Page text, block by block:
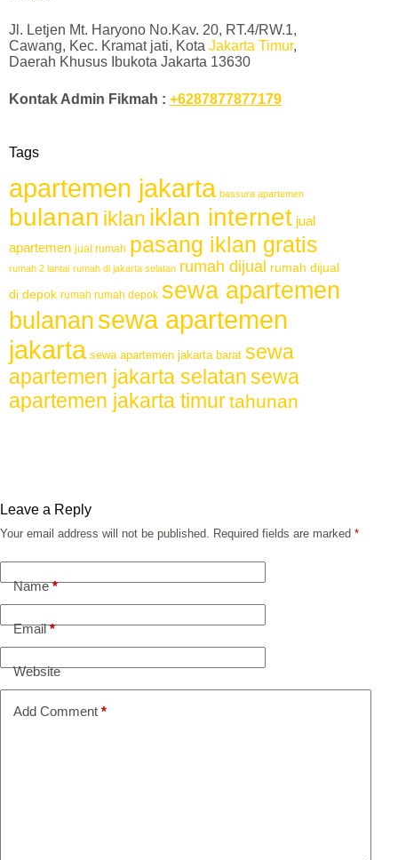
Jl. Letjen Mt. Haryono No.Kav. 20, RT.4/RW.1,
Cawang, Kec. Kramat jati, Kota Jakarta Timur,
Daerah Khusus Ibukota Jakarta 13630
Kontak Admin Fikmah : +6287877877179
Tags
apartemen jakarta bassura apartemen
bulanan iklan iklan internet jual
apartemen jual rumah pasang iklan gratis
rumah 2 lantai rumah di jakarta selatan rumah dijual rumah dijual
di depok rumah rumah depok sewa apartemen
bulanansewa apartemen
jakarta sewa apartemen jakarta barat sewa
apartemen jakarta selatansewa
apartemen jakarta timurtahunan
Leave a Reply
Your email address will not be published. Required fields are marked *
Name*
Email*
Website
Add Comment *